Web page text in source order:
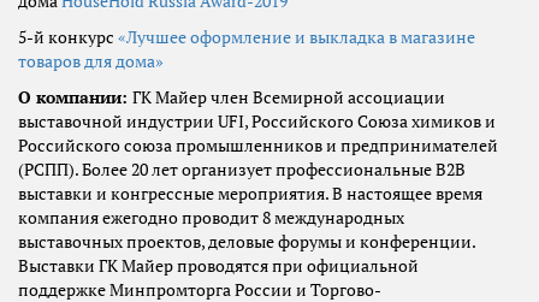
5-й конкурс «Лучшее оформление и выкладка в магазине
товаров для дома»
О компании: ГК Майер член Всемирной ассоциации
выставочной индустрии UFI, Российского Союза химиков и
Российского союза промышленников и предпринимателей
(РСПП). Более 20 лет организует профессиональные В2В
выставки и конгрессные мероприятия. В настоящее время
компания ежегодно проводит 8 международных
выставочных проектов, деловые форумы и конференции.
Выставки ГК Майер проводятся при официальной
поддержке Минпромторга России и Торгово-